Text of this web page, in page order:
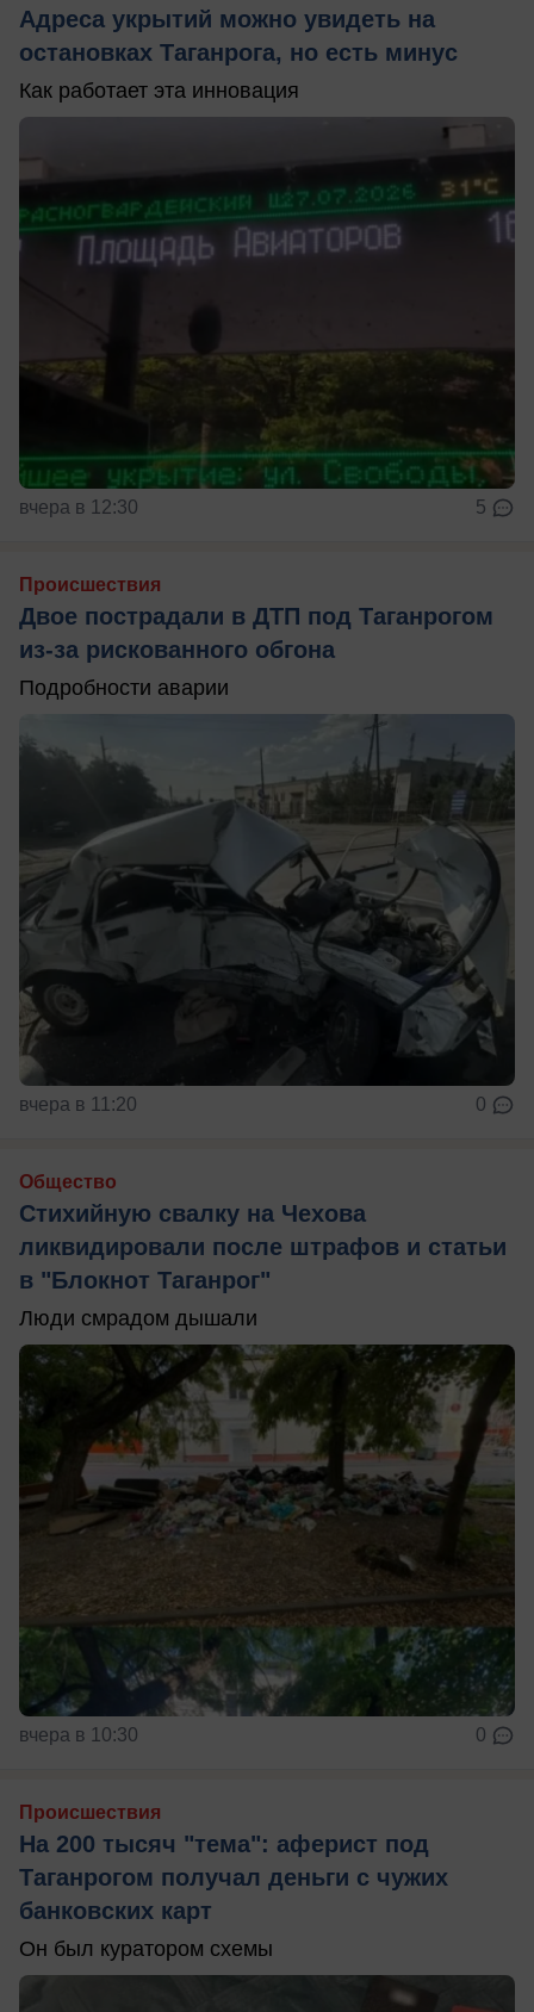
Адреса укрытий можно увидеть на
остановках Таганрога, но есть минус
Как работает эта инновация
вчера в 12:30 5
Происшествия
Двое пострадали в ДТП под Таганрогом
из-за рискованного обгона
Подробности аварии
вчера в 11:20 0
Общество
Стихийную свалку на Чехова
ликвидировали после штрафов и статьи
в "Блокнот Таганрог"
Люди смрадом дышали
вчера в 10:30 0
Происшествия
На 200 тысяч "тема": аферист под
Таганрогом получал деньги с чужих
банковских карт
Он был куратором схемы